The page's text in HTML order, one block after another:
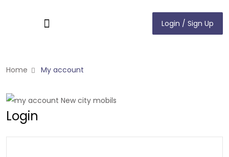
Login / Sign Up
Login / Sign Up
Home My account
Login